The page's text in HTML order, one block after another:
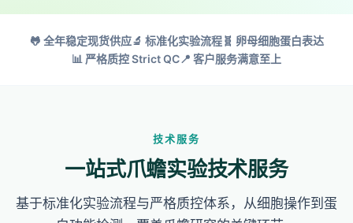
🐸 全年稳定现货供应🔬 标准化实验流程🧬 卵母细胞蛋白表达
📊 严格质控 Strict QC📍 客户服务满意至上
技术服务
一站式爪蟾实验技术服务
基于标准化实验流程与严格质控体系，从细胞操作到蛋